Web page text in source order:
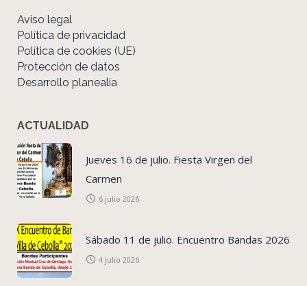
Aviso legal
Política de privacidad
Política de cookies (UE)
Protección de datos
Desarrollo planealia
ACTUALIDAD
Jueves 16 de julio. Fiesta Virgen del
Carmen
6 julio 2026
Sábado 11 de julio. Encuentro Bandas 2026
4 julio 2026